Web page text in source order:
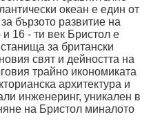
океан е един от
бързото развитие на
16 - ти век Бристол е
за британски
свят и дейността на
трайно икономиката
архитектура и
инженеринг, уникален в
на Бристол миналото